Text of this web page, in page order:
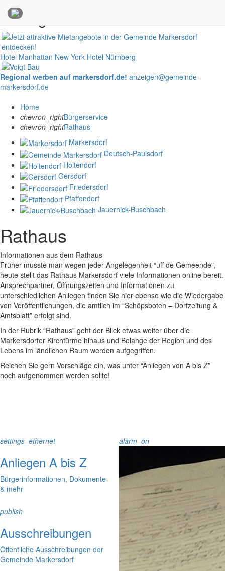
Anzeigen
Hotel Manhattan New York Hotel Nürnberg
Regional werben auf markersdorf.de! anzeigen@gemeinde-
markersdorf.de
Home
chevron_rightBürgerservice
chevron_rightRathaus
Markersdorf
Deutsch-Paulsdorf
Holtendorf
Gersdorf
Friedersdorf
Pfaffendorf
Jauernick-Buschbach
Rathaus
Informationen aus dem Rathaus
Früher musste man wegen jeder Angelegenheit “uff de Gemeende”,
heute stellt das Rathaus Markersdorf viele Informationen online bereit.
Ansprechpartner, Öffnungszeiten und Informationen zu
unterschiedlichen Anliegen finden Sie hier ebenso wie die Wiedergabe
von Veröffentlichungen, die amtlich im “Schöpsboten – Dorfzeitung &
Amtsblatt” erfolgt sind.
In der Rubrik “Rathaus” geht der Blick etwas weiter über die
Markersdorfer Kirchtürme hinaus und Belange der Region und des
Lebens im ländlichen Raum werden aufgegriffen.
Reichen Sie gern Vorschläge ein, was unter “Anliegen von A bis Z”
noch aufgenommen werden sollte!
settings_ethernet
Anliegen A bis Z
Bürgerinformationen, Dokumente
& mehr
alarm_on
publish
Ausschreibungen
Öffentliche Ausschreibungen der
Gemeinde Markersdorf